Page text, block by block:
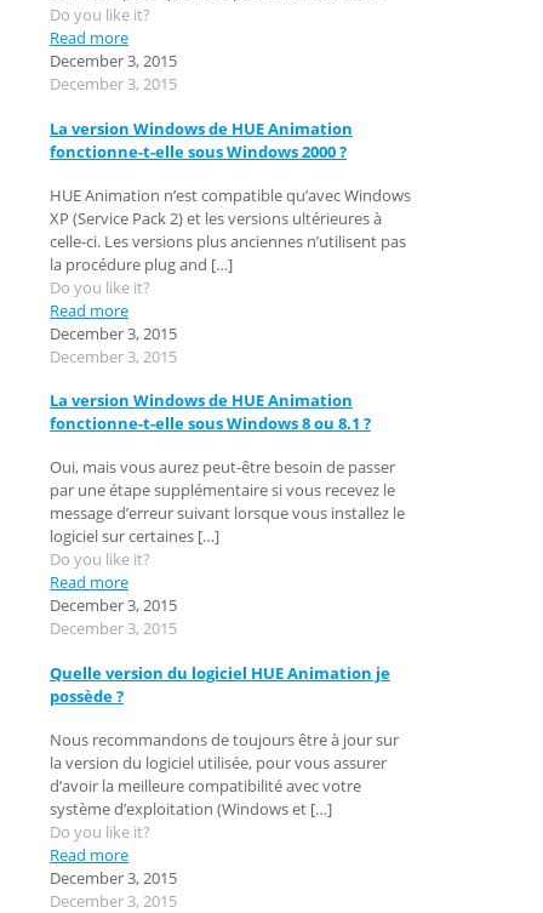
Do you like it?
Read more
December 3, 2015
December 3, 2015
La version Windows de HUE Animation
fonctionne-t-elle sous Windows 2000 ?
HUE Animation n’est compatible qu’avec Windows
XP (Service Pack 2) et les versions ultérieures à
celle-ci. Les versions plus anciennes n’utilisent pas
la procédure plug and […]
Do you like it?
Read more
December 3, 2015
December 3, 2015
La version Windows de HUE Animation
fonctionne-t-elle sous Windows 8 ou 8.1 ?
Oui, mais vous aurez peut-être besoin de passer
par une étape supplémentaire si vous recevez le
message d’erreur suivant lorsque vous installez le
logiciel sur certaines […]
Do you like it?
Read more
December 3, 2015
December 3, 2015
Quelle version du logiciel HUE Animation je
possède ?
Nous recommandons de toujours être à jour sur
la version du logiciel utilisée, pour vous assurer
d’avoir la meilleure compatibilité avec votre
système d’exploitation (Windows et […]
Do you like it?
Read more
December 3, 2015
December 3, 2015